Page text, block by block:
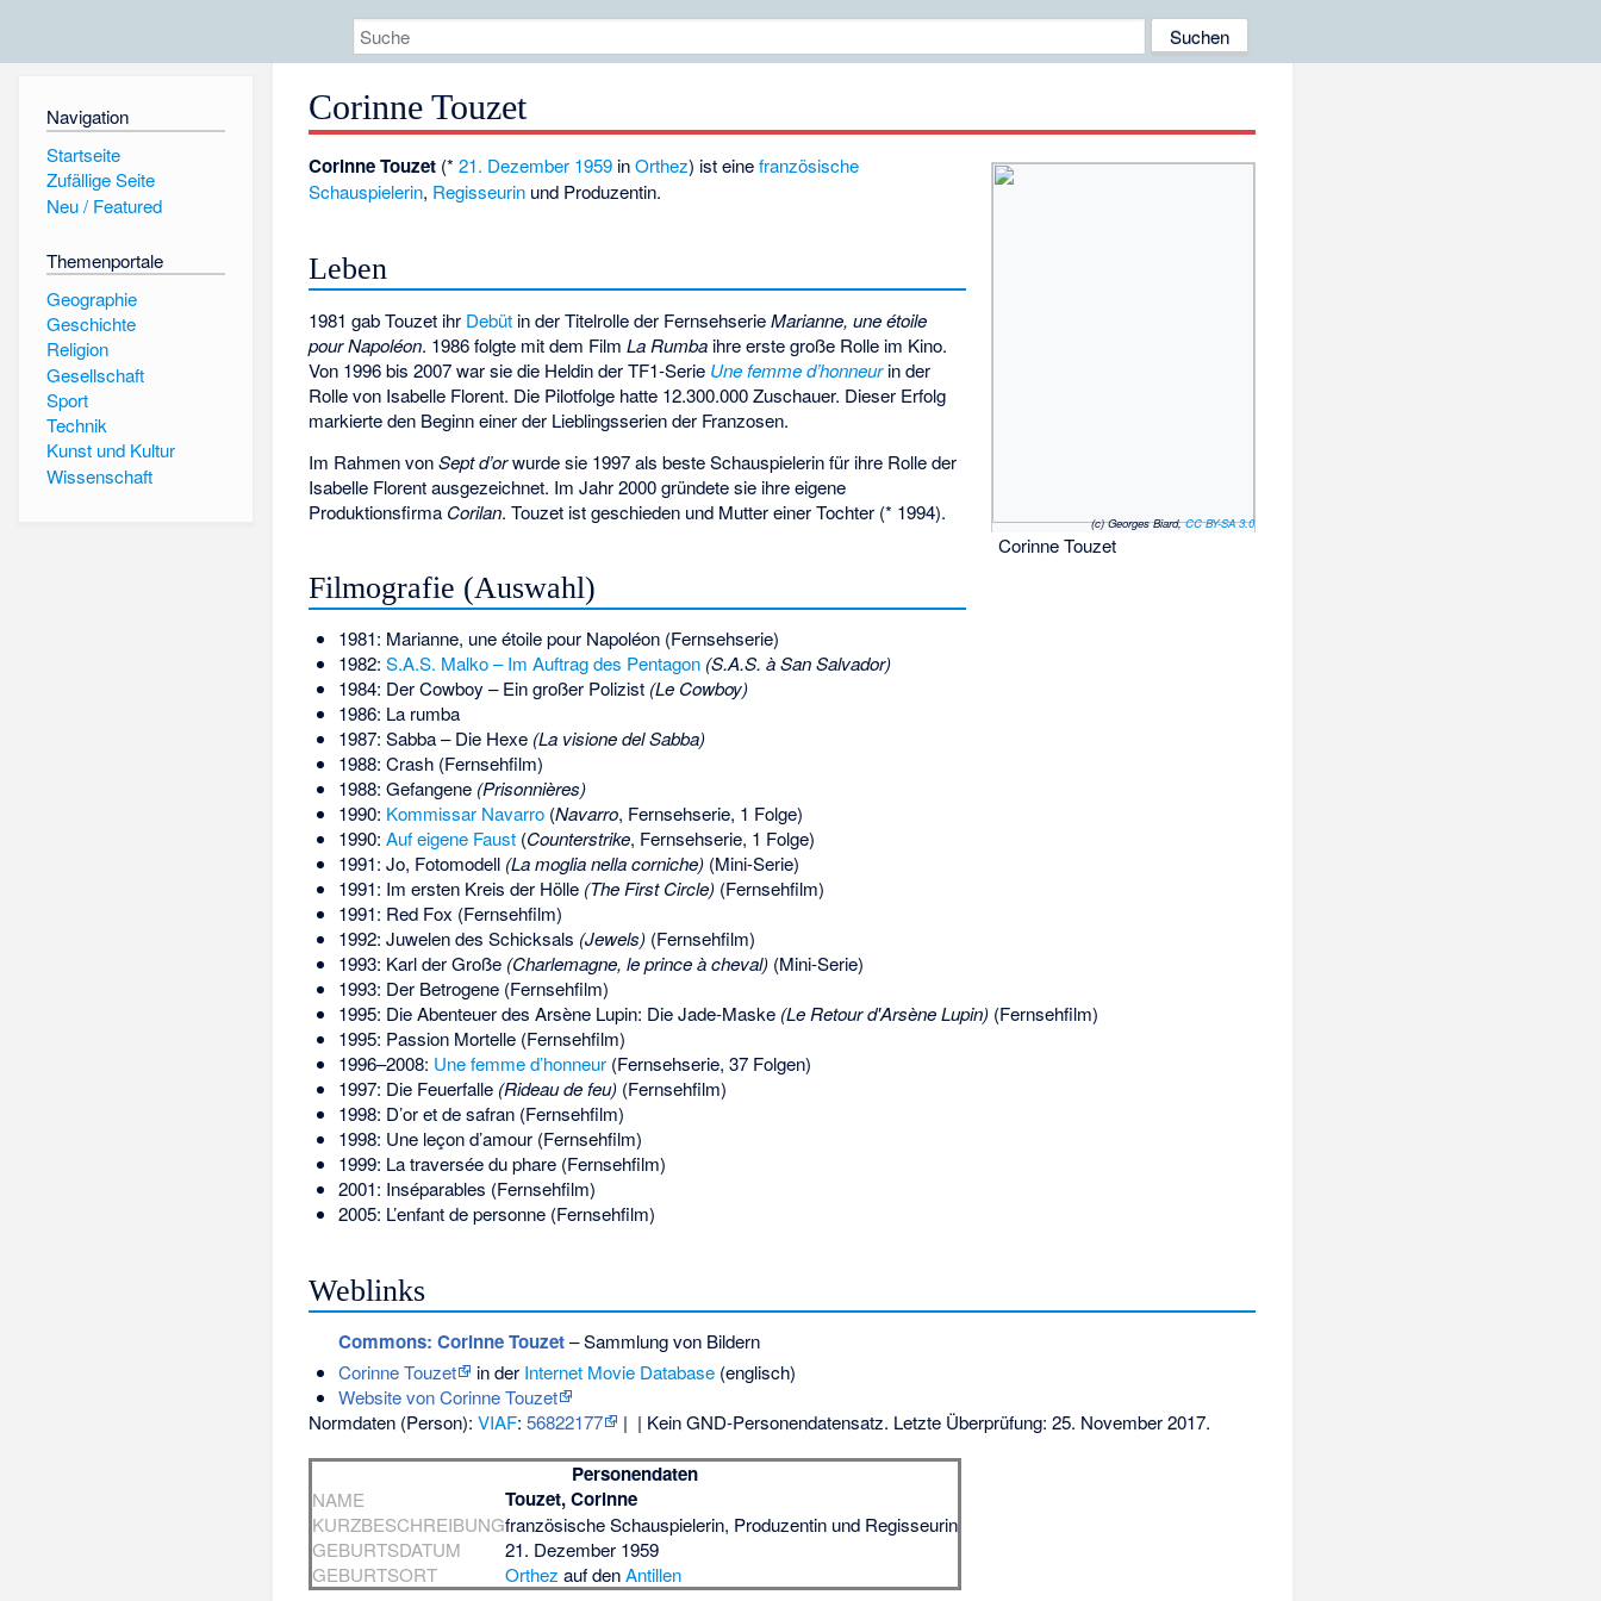
Navigation
Startseite
Zufällige Seite
Neu / Featured
Themenportale
Geographie
Geschichte
Religion
Gesellschaft
Sport
Technik
Kunst und Kultur
Wissenschaft
Corinne Touzet
(c) Georges Biard,CC BY-SA 3.0
Corinne Touzet
Corinne Touzet (*21. Dezember 1959 inOrthez) ist einefranzösische
Schauspielerin, Regisseurin und Produzentin.
Leben
1981 gab Touzet ihr Debüt in der Titelrolle der FernsehserieMarianne, une étoile
pour Napoléon. 1986 folgte mit dem FilmLa Rumba ihre erste große Rolle im Kino.
Von 1996 bis 2007 war sie die Heldin der TF1-Serie Une femme d’honneurin der
Rolle von Isabelle Florent. Die Pilotfolge hatte 12.300.000 Zuschauer. Dieser Erfolg
markierte den Beginn einer der Lieblingsserien der Franzosen.
Im Rahmen vonSept d’orwurde sie 1997 als beste Schauspielerin für ihre Rolle der
Isabelle Florent ausgezeichnet. Im Jahr 2000 gründete sie ihre eigene
Produktionsfirma Corilan. Touzet ist geschieden und Mutter einer Tochter (* 1994).
Filmografie (Auswahl)
1981: Marianne, une étoile pour Napoléon (Fernsehserie)
1982: S.A.S. Malko – Im Auftrag des Pentagon (S.A.S. à San Salvador)
1984: Der Cowboy – Ein großer Polizist (Le Cowboy)
1986: La rumba
1987: Sabba – Die Hexe (La visione del Sabba)
1988: Crash (Fernsehfilm)
1988: Gefangene (Prisonnières)
1990: Kommissar Navarro(Navarro, Fernsehserie, 1 Folge)
1990: Auf eigene Faust(Counterstrike, Fernsehserie, 1 Folge)
1991: Jo, Fotomodell (La moglia nella corniche)(Mini-Serie)
1991: Im ersten Kreis der Hölle (The First Circle)(Fernsehfilm)
1991: Red Fox (Fernsehfilm)
1992: Juwelen des Schicksals (Jewels)(Fernsehfilm)
1993: Karl der Große (Charlemagne, le prince à cheval)(Mini-Serie)
1993: Der Betrogene (Fernsehfilm)
1995: Die Abenteuer des Arsène Lupin: Die Jade-Maske (Le Retour d'Arsène Lupin)(Fernsehfilm)
1995: Passion Mortelle (Fernsehfilm)
1996–2008: Une femme d’honneur(Fernsehserie, 37 Folgen)
1997: Die Feuerfalle (Rideau de feu)(Fernsehfilm)
1998: D’or et de safran (Fernsehfilm)
1998: Une leçon d’amour (Fernsehfilm)
1999: La traversée du phare (Fernsehfilm)
2001: Inséparables (Fernsehfilm)
2005: L’enfant de personne (Fernsehfilm)
Weblinks
Commons: Corinne Touzet– Sammlung von Bildern
Corinne Touzet
in der Internet Movie Database(englisch)
Website von Corinne Touzet
Normdaten (Person):VIAF:56822177 | | Kein GND-Personendatensatz. Letzte Überprüfung: 25. November 2017.
Personendaten
NAME Touzet, Corinne
KURZBESCHREIBUNGfranzösische Schauspielerin, Produzentin und Regisseurin
GEBURTSDATUM
21. Dezember 1959
GEBURTSORT
Orthez auf denAntillen